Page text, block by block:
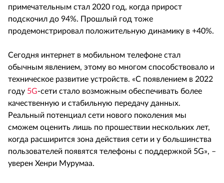
примечательным стал 2020 год, когда прирост
подскочил до 94%. Прошлый год тоже
продемонстрировал положительную динамику в +40%.
Сегодня интернет в мобильном телефоне стал
обычным явлением, этому во многом способствовало и
техническое развитие устройств. «С появлением в 2022
году 5G-сети стало возможным обеспечивать более
качественную и стабильную передачу данных.
Реальный потенциал сети нового поколения мы
сможем оценить лишь по прошествии нескольких лет,
когда расширится зона действия сети и у большинства
пользователей появятся телефоны с поддержкой 5G», –
уверен Хенри Мурумаа.